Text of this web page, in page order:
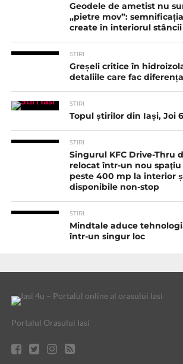
Geodele de ametist nu
„pietre mov”:
create în interiorul stâncii
STIRI
Greșeli critice în
detaliile care fac diferența
STIRI
Topul știrilor din Iași, Joi
STIRI
Singurul KFC Drive-Thru
relocat într-un nou spaţiu
peste 400 mp la interior
disponibile non-stop
STIRI
Mindtale aduce
într-un singur loc
Portalul Orasului Iasi